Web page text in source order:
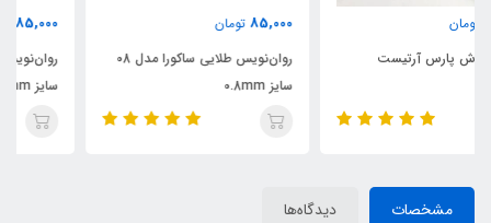
85,000
روان‌نویس طلایی ساکورا مدل 08
85,000
روان‌نویس نقره‌ای ساکورا مدل 08
مشخصات دیدگاه‌ها